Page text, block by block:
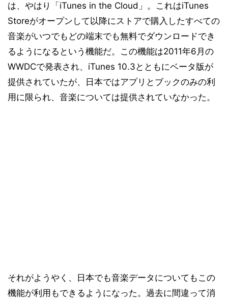
は、やはり「iTunes in the Cloud」。これはiTunes
Storeがオープンして以降にストアで購入したすべての
音楽がいつでもどの端末でも無料でダウンロードでき
るようになるという機能だ。この機能は2011年6月の
WWDCで発表され、iTunes 10.3とともにベータ版が
提供されていたが、日本ではアプリとブックのみの利
用に限られ、音楽については提供されていなかった。
それがようやく、日本でも音楽データについてもこの
機能が利用もできるようになった。過去に間違って消